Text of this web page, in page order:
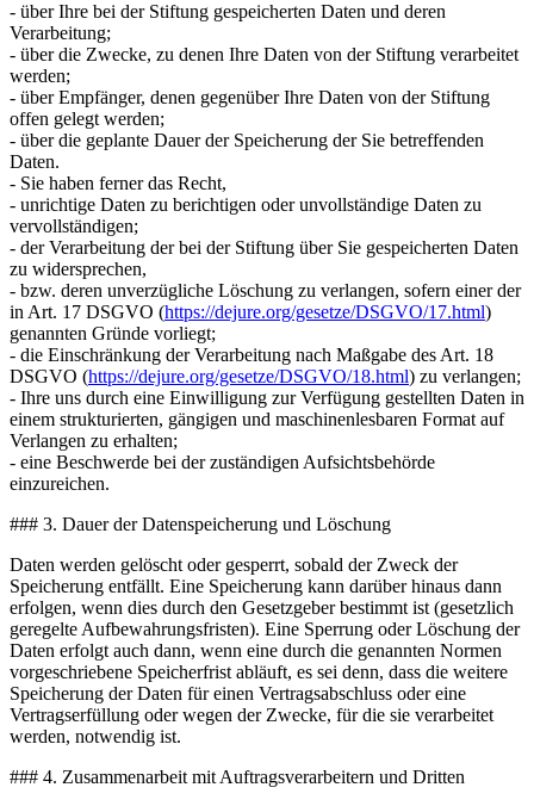
- über Ihre bei der Stiftung gespeicherten Daten und deren
Verarbeitung;
- über die Zwecke, zu denen Ihre Daten von der Stiftung verarbeitet
werden;
- über Empfänger, denen gegenüber Ihre Daten von der Stiftung
offen gelegt werden;
- über die geplante Dauer der Speicherung der Sie betreffenden
Daten.
- Sie haben ferner das Recht,
- unrichtige Daten zu berichtigen oder unvollständige Daten zu
vervollständigen;
- der Verarbeitung der bei der Stiftung über Sie gespeicherten Daten
zu widersprechen,
- bzw. deren unverzügliche Löschung zu verlangen, sofern einer der
in Art. 17 DSGVO (https://dejure.org/gesetze/DSGVO/17.html)
genannten Gründe vorliegt;
- die Einschränkung der Verarbeitung nach Maßgabe des Art. 18
DSGVO (https://dejure.org/gesetze/DSGVO/18.html) zu verlangen;
- Ihre uns durch eine Einwilligung zur Verfügung gestellten Daten in
einem strukturierten, gängigen und maschinenlesbaren Format auf
Verlangen zu erhalten;
- eine Beschwerde bei der zuständigen Aufsichtsbehörde
einzureichen.
### 3. Dauer der Datenspeicherung und Löschung
Daten werden gelöscht oder gesperrt, sobald der Zweck der
Speicherung entfällt. Eine Speicherung kann darüber hinaus dann
erfolgen, wenn dies durch den Gesetzgeber bestimmt ist (gesetzlich
geregelte Aufbewahrungsfristen). Eine Sperrung oder Löschung der
Daten erfolgt auch dann, wenn eine durch die genannten Normen
vorgeschriebene Speicherfrist abläuft, es sei denn, dass die weitere
Speicherung der Daten für einen Vertragsabschluss oder eine
Vertragserfüllung oder wegen der Zwecke, für die sie verarbeitet
werden, notwendig ist.
### 4. Zusammenarbeit mit Auftragsverarbeitern und Dritten